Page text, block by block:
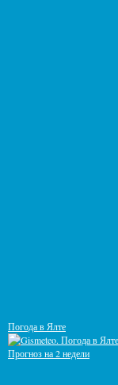
Погода в Ялте
Прогноз на 2 недели